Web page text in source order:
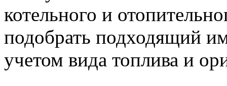
котельного и
подобрать подходящий
учетом вида топлива и